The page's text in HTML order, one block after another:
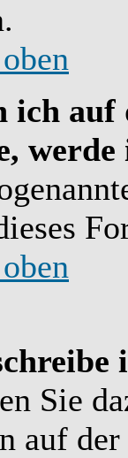
ich auf
werde
Sie
auf